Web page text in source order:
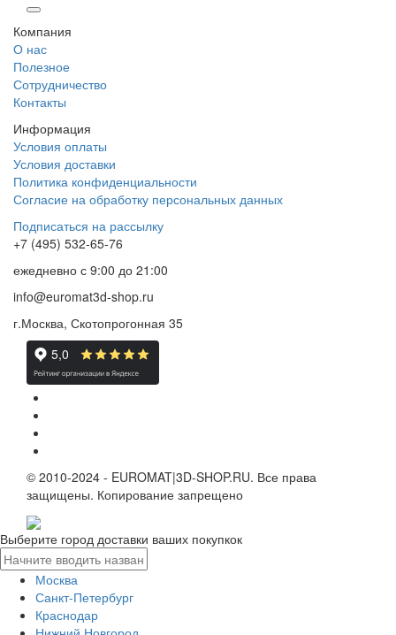
Компания
О нас
Полезное
Сотрудничество
Контакты
Информация
Условия оплаты
Условия доставки
Политика конфиденциальности
Согласие на обработку персональных данных
Подписаться на рассылку
+7 (495) 532-65-76
ежедневно с 9:00 до 21:00
info@euromat3d-shop.ru
г.Москва, Скотопрогонная 35
© 2010-2024 - EUROMAT|3D-SHOP.RU. Все права
защищены. Копирование запрещено
Выберите город доставки ваших покупкок
Москва
Санкт-Петербург
Краснодар